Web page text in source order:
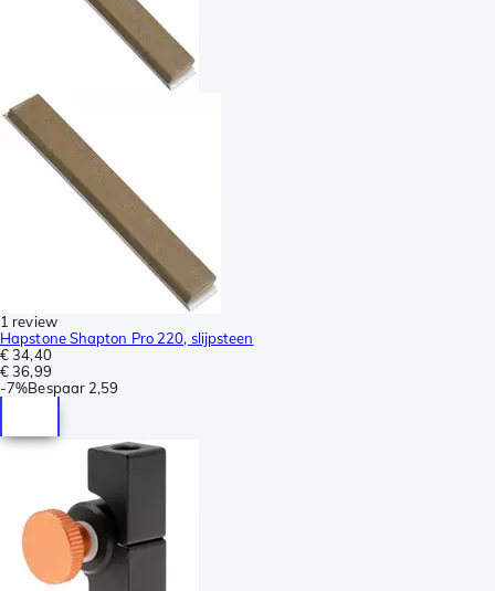
1 review
Hapstone Shapton Pro 220, slijpsteen
€ 34,40
€ 36,99
-7%Bespaar 2,59